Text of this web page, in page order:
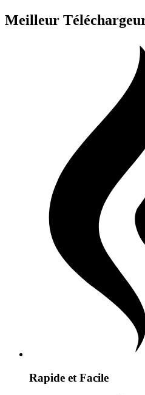
Meilleur
Rapide et Facile